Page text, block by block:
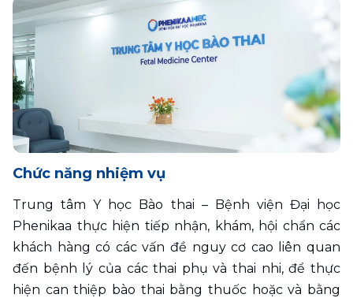
Chức năng nhiệm vụ
Trung tâm Y học Bào thai – Bệnh viện Đại học
Phenikaa thực hiện tiếp nhận, khám, hội chẩn các
khách hàng có các vấn đề nguy cơ cao liên quan
đến bệnh lý của các thai phụ và thai nhi, để thực
hiện can thiệp bào thai bằng thuốc hoặc và bằng